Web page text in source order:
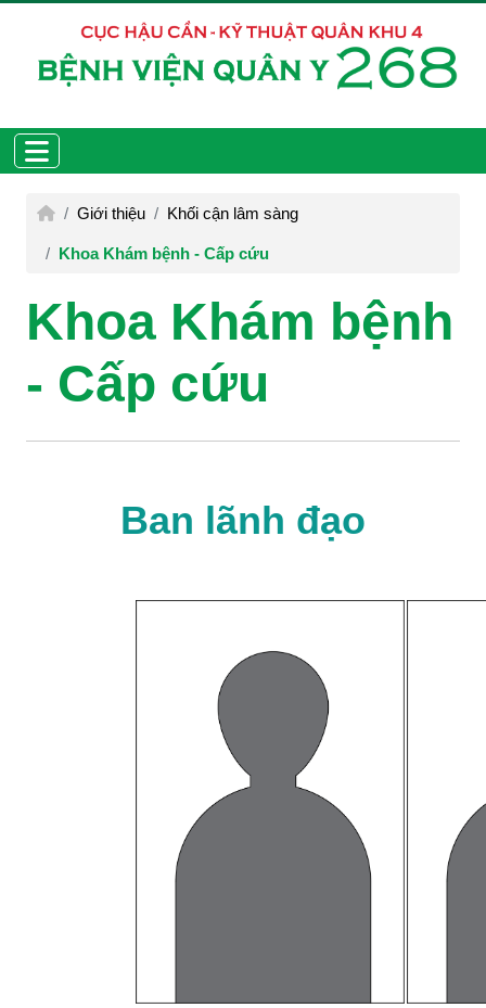
Giới thiệu Khối cận lâm sàng
Khoa Khám bệnh - Cấp cứu
Khoa Khám bệnh
- Cấp cứu
Ban lãnh đạo